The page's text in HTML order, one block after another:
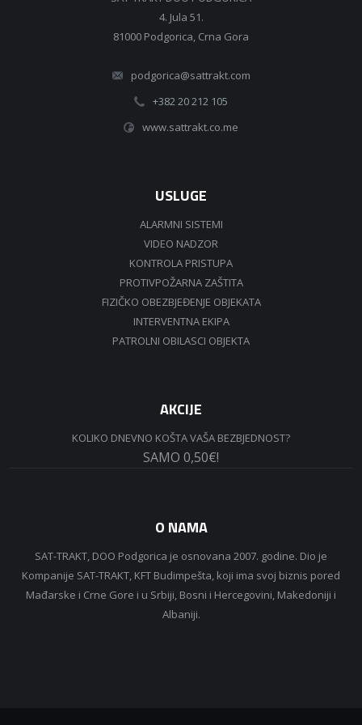
4. Jula 51.
81000 Podgorica, Crna Gora
podgorica@sattrakt.com
+382 20 212 105
www.sattrakt.co.me
USLUGE
ALARMNI SISTEMI
VIDEO NADZOR
KONTROLA PRISTUPA
PROTIVPOŽARNA ZAŠTITA
FIZIČKO OBEZBJEĐENJE OBJEKATA
INTERVENTNA EKIPA
PATROLNI OBILASCI OBJEKTA
AKCIJE
KOLIKO DNEVNO KOŠTA VAŠA BEZBJEDNOST?
SAMO 0,50€!
O NAMA
SAT-TRAKT, DOO Podgorica je osnovana 2007. godine. Dio je
Kompanije SAT-TRAKT, KFT Budimpešta, koji ima svoj biznis pored
Mađarske i Crne Gore i u Srbiji, Bosni i Hercegovini, Makedoniji i
Albaniji.